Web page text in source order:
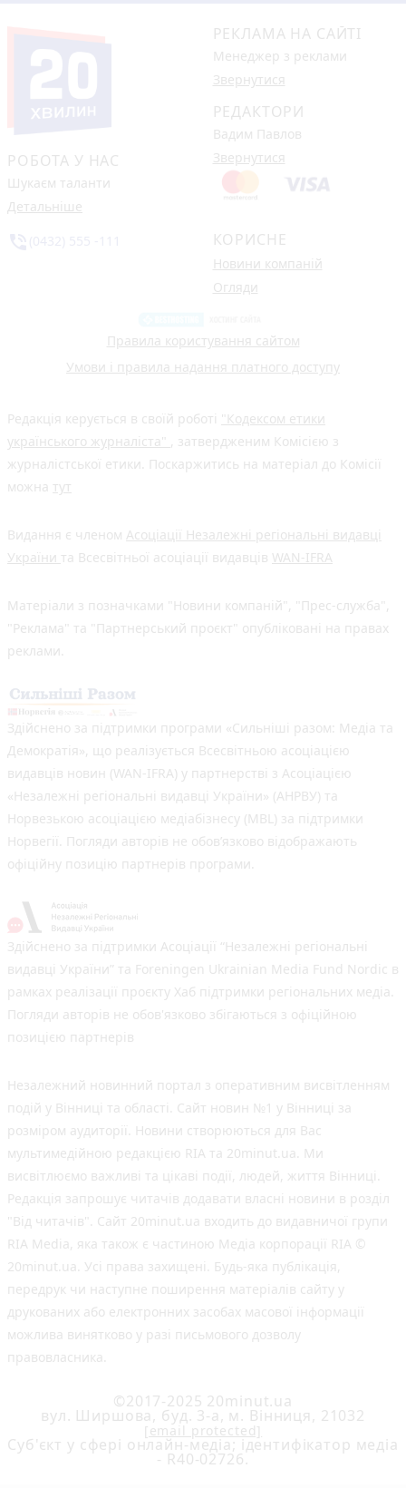
РОБОТА У НАС
Шукаєм таланти
Детальніше
РЕКЛАМА НА САЙТІ
Менеджер з реклами
Звернутися
РЕДАКТОРИ
Вадим Павлов
Звернутися
КОРИСНЕ
Новини компаній
Огляди
Правила користування сайтом
Умови і правила надання платного доступу
Редакція керується в своїй роботі "Кодексом етики
українського журналіста" , затвердженим Комісією з
журналістської етики. Поскаржитись на матеріал до Комісії
можна тут
Видання є членом Асоціації Незалежні регіональні видавці
України та Всесвітньої асоціації видавців WAN-IFRA
Матеріали з позначками "Новини компаній", "Прес-служба",
"Реклама" та "Партнерський проєкт" опубліковані на правах
реклами.
Здійснено за підтримки програми «Сильніші разом: Медіа та
Демократія», що реалізується Всесвітньою асоціацією
видавців новин (WAN-IFRA) у партнерстві з Асоціацією
«Незалежні регіональні видавці України» (АНРВУ) та
Норвезькою асоціацією медіабізнесу (MBL) за підтримки
Норвегії. Погляди авторів не обов’язково відображають
офіційну позицію партнерів програми.
Здійснено за підтримки Асоціації “Незалежні регіональні
видавці України” та Foreningen Ukrainian Media Fund Nordic в
рамках реалізації проєкту Хаб підтримки регіональних медіа.
Погляди авторів не обов'язково збігаються з офіційною
позицією партнерів
Незалежний новинний портал з оперативним висвітленням
подій у Вінниці та області. Сайт новин №1 у Вінниці за
розміром аудиторії. Новини створюються для Вас
мультимедійною редакцією RIA та 20minut.ua. Ми
висвітлюємо важливі та цікаві події, людей, життя Вінниці.
Редакція запрошує читачів додавати власні новини в розділ
"Від читачів". Сайт 20minut.ua входить до видавничої групи
RIA Media, яка також є частиною Медіа корпорації RIA ©
20minut.ua. Усі права захищені. Будь-яка публiкацiя,
передрук чи наступне поширення матеріалів сайту у
друкованих або електронних засобах масової інформації
можлива винятково у разі письмового дозволу
правовласника.
©2017-2025 20minut.ua
вул. Ширшова, буд. 3-а, м. Вінниця, 21032
[email protected]
Cуб'єкт у сфері онлайн-медіа; ідентифікатор медіа
- R40-02726.